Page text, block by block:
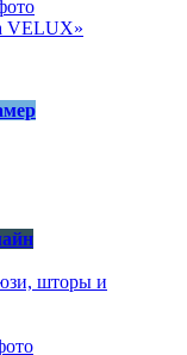
VELUX»
шторы и